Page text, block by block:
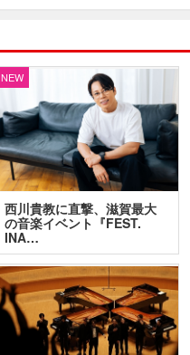
NEW
西川貴教に直撃、滋賀最大
の音楽イベント『FEST.
INA…